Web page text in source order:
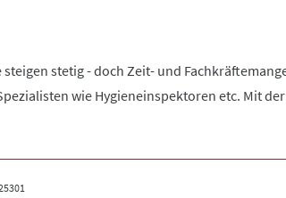
stetig - doch Zeit- und
wie Hygieneinspektoren etc. Mit